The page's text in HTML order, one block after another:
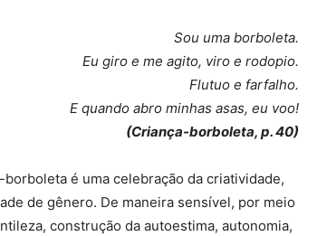
Sou uma borboleta.
Eu giro e me agito, viro e rodopio.
Flutuo e farfalho.
E quando abro minhas asas, eu voo!
(Criança-borboleta, p. 40)
é uma celebração da criatividade,
de gênero. De maneira sensível, por meio
construção da autoestima, autonomia,